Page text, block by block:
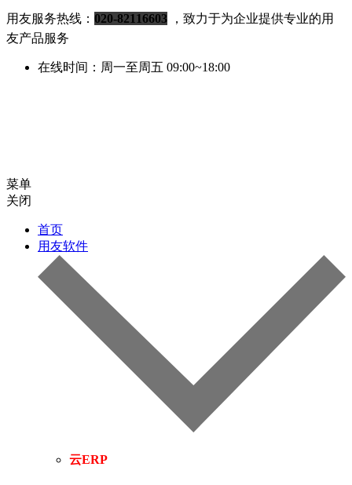
用友服务热线： 020-82116603 ，致力于为企业提供专业的用
友产品服务
在线时间：周一至周五 09:00~18:00
菜单
关闭
首页
用友软件
云ERP